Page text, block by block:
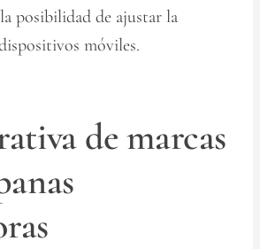
posibilidad de ajustar la
móviles.
de marcas